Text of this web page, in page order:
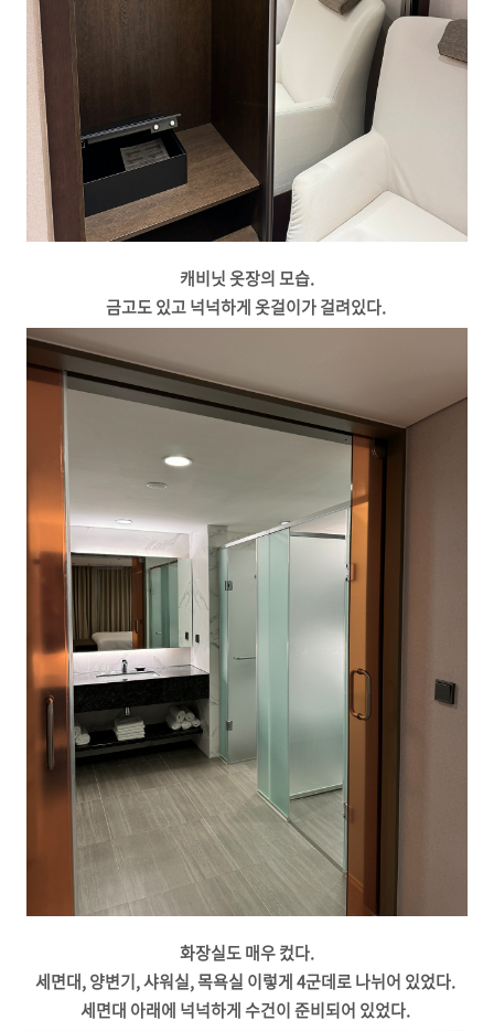
캐비닛 옷장의 모습.
금고도 있고 넉넉하게 옷걸이가 걸려있다.
화장실도 매우 컸다.
세면대, 양변기, 샤워실, 목욕실 이렇게 4군데로 나뉘어 있었다.
세면대 아래에 넉넉하게 수건이 준비되어 있었다.